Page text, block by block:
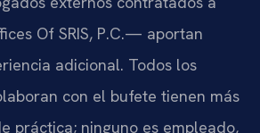
Of SRIS, P.C.— aportan
adicional. Todos los
con el bufete tienen más
práctica; ninguno es empleado,